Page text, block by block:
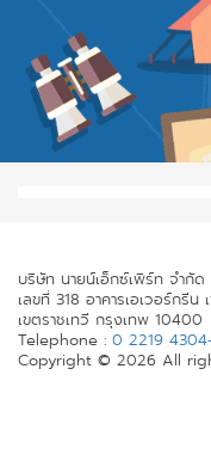
บริษัท นายน์เอ็กซ์เพิร์ท จำกัด
เลขที่ 318 อาคารเอเวอร์ก
เขตราชเทวี กรุงเทพ 10400
Telephone : 0 2219
Copyright © 2026 All